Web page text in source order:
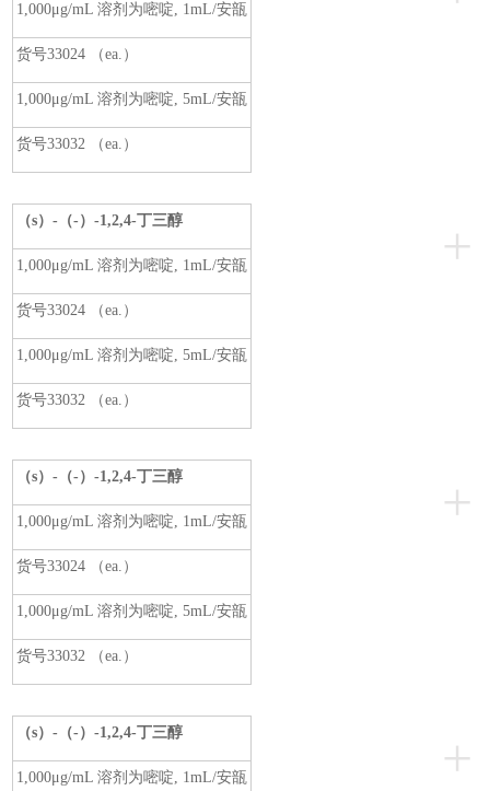
1,000μg/mL 溶剂为嘧啶, 1mL/安瓿
货号33024 （ea.）
1,000μg/mL 溶剂为嘧啶, 5mL/安瓿
货号33032 （ea.）
+
（s）-（-）-1,2,4-丁三醇
1,000μg/mL 溶剂为嘧啶, 1mL/安瓿
货号33024 （ea.）
1,000μg/mL 溶剂为嘧啶, 5mL/安瓿
货号33032 （ea.）
+
（s）-（-）-1,2,4-丁三醇
1,000μg/mL 溶剂为嘧啶, 1mL/安瓿
货号33024 （ea.）
1,000μg/mL 溶剂为嘧啶, 5mL/安瓿
货号33032 （ea.）
+
（s）-（-）-1,2,4-丁三醇
1,000μg/mL 溶剂为嘧啶, 1mL/安瓿